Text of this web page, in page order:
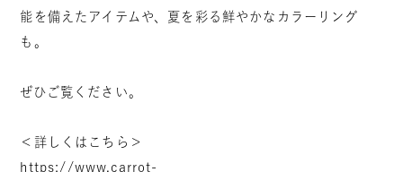
能を備えたアイテムや、夏を彩る鮮やかなカラーリング
も。
ぜひご覧ください。
＜詳しくはこちら＞
https://www.carrot-